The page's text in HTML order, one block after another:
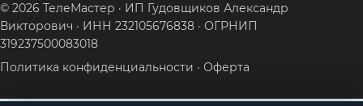
© 2026 ТелеМастер · ИП Гудовщиков Александр
Викторович · ИНН 232105676838 · ОГРНИП
319237500083018
Политика конфиденциальности · Оферта